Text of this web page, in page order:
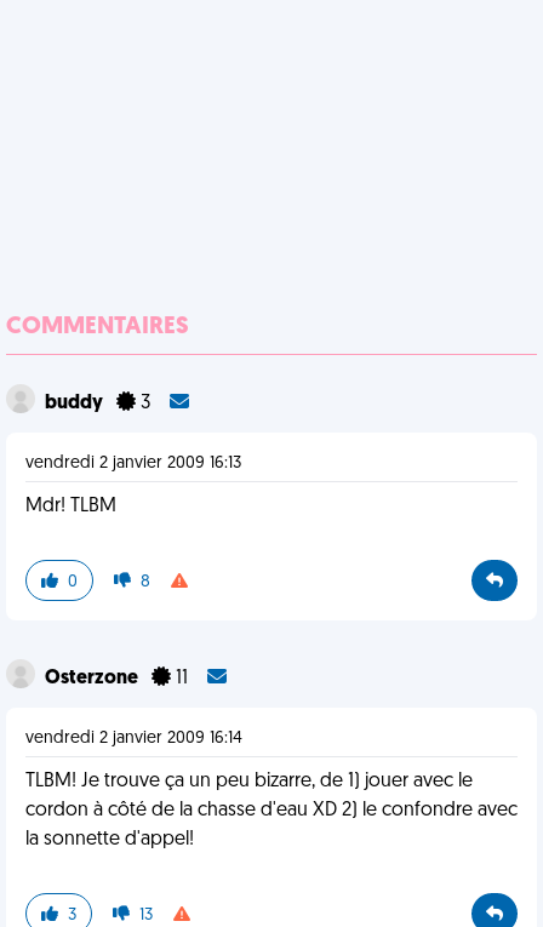
COMMENTAIRES
buddy 3
vendredi 2 janvier 2009 16:13
Mdr! TLBM
0 8
Osterzone
vendredi 2 janvier 2009 16:14
TLBM! Je trouve ça un peu bizarre, de 1) jouer avec le
cordon à côté de la chasse d'eau XD 2) le confondre avec
la sonnette d'appel!
3 13